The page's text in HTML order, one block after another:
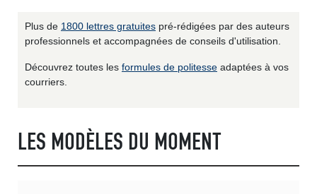
Plus de 1800 lettres gratuites pré-rédigées par des auteurs
professionnels et accompagnées de conseils d'utilisation.
Découvrez toutes les formules de politesse adaptées à vos
courriers.
LES MODÈLES DU MOMENT